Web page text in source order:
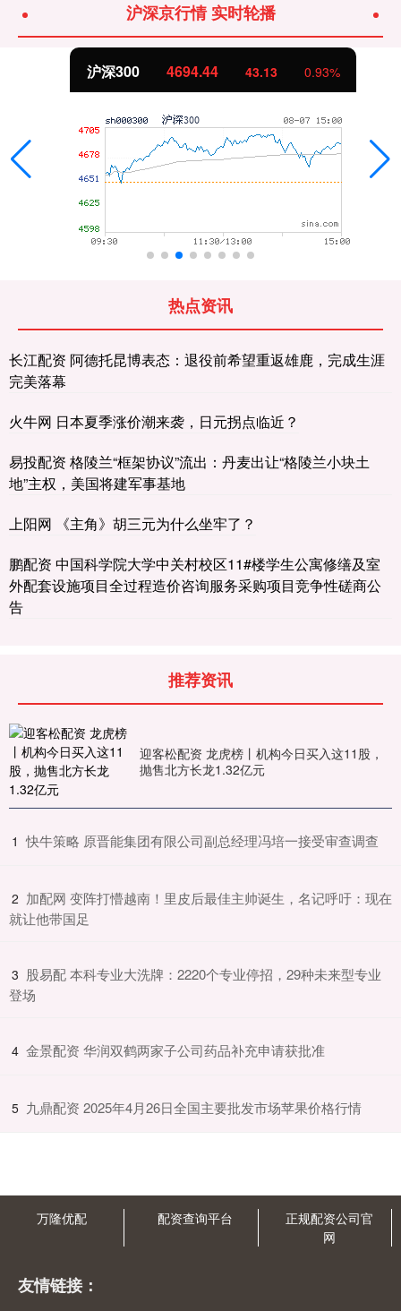
沪深京行情 实时轮播
沪深300 4694.44 43.13 0.93%
热点资讯
长江配资 阿德托昆博表态：退役前希望重返雄鹿，完成生涯
完美落幕
火牛网 日本夏季涨价潮来袭，日元拐点临近？
易投配资 格陵兰“框架协议”流出：丹麦出让“格陵兰小块土
地”主权，美国将建军事基地
上阳网 《主角》胡三元为什么坐牢了？
鹏配资 中国科学院大学中关村校区11#楼学生公寓修缮及室
外配套设施项目全过程造价咨询服务采购项目竞争性磋商公
告
推荐资讯
迎客松配资 龙虎榜丨机构今日买入这11股，
抛售北方长龙1.32亿元
1 ​快牛策略 原晋能集团有限公司副总经理冯培一接受审查调查
2 ​加配网 变阵打懵越南！里皮后最佳主帅诞生，名记呼吁：现在
就让他带国足
3 ​股易配 本科专业大洗牌：2220个专业停招，29种未来型专业
登场
4 ​金景配资 华润双鹤两家子公司药品补充申请获批准
5 ​九鼎配资 2025年4月26日全国主要批发市场苹果价格行情
万隆优配 配资查询平台
正规配资公司官
网
友情链接：